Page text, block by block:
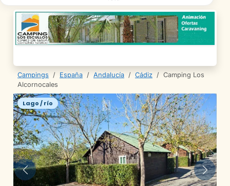
Campings / España / Andalucía / Cádiz / Camping Los
Alcornocales
Lago / río
Anterior